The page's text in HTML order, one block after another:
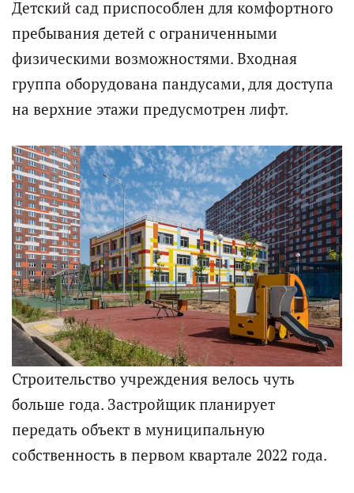
Детский сад приспособлен для комфортного
пребывания детей с ограниченными
физическими возможностями. Входная
группа оборудована пандусами, для доступа
на верхние этажи предусмотрен лифт.
Строительство учреждения велось чуть
больше года. Застройщик планирует
передать объект в муниципальную
собственность в первом квартале 2022 года.